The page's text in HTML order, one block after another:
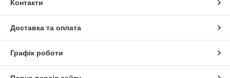
Контакти
Доставка та оплата
Графік роботи